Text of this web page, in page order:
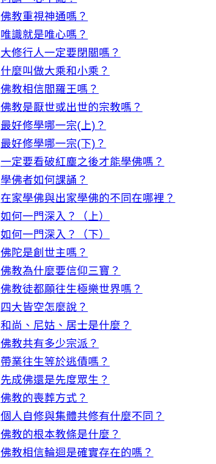
佛教重視神通嗎？
唯識就是唯心嗎？
大修行人一定要閉關嗎？
什麼叫做大乘和小乘？
佛教相信閻羅王嗎？
佛教是厭世或出世的宗教嗎？
最好修學哪一宗(上)？
最好修學哪一宗(下)？
一定要看破紅塵之後才能學佛嗎？
學佛者如何課誦？
在家學佛與出家學佛的不同在哪裡？
如何一門深入？（上）
如何一門深入？（下）
佛陀是創世主嗎？
佛教為什麼要信仰三寶？
佛教徒都願往生極樂世界嗎？
四大皆空怎麼說？
和尚、尼姑、居士是什麼？
佛教共有多少宗派？
帶業往生等於逃債嗎？
先成佛還是先度眾生？
佛教的喪葬方式？
個人自修與集體共修有什麼不同？
佛教的根本教條是什麼？
佛教相信輪迴是確實存在的嗎？